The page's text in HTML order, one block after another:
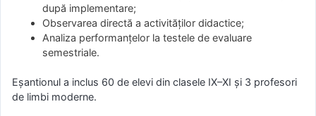
după implementare;
Observarea directă a activităților didactice;
Analiza performanțelor la testele de evaluare
semestriale.
Eșantionul a inclus 60 de elevi din clasele IX–XI și 3 profesori
de limbi moderne.